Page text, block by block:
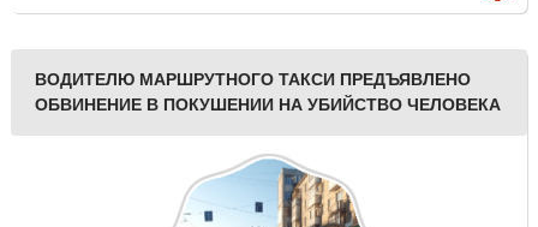
ВОДИТЕЛЮ МАРШРУТНОГО ТАКСИ ПРЕДЪЯВЛЕНО
ОБВИНЕНИЕ В ПОКУШЕНИИ НА УБИЙСТВО ЧЕЛОВЕКА